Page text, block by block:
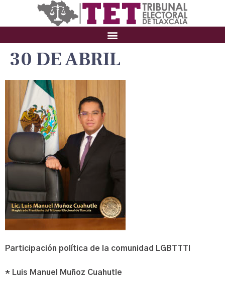
30 DE ABRIL
Participación política de la comunidad LGBTTTI
* Luis Manuel Muñoz Cuahutle